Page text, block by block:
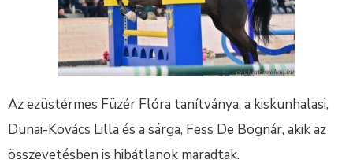
Az ezüstérmes Füzér Flóra tanítványa, a kiskunhalasi,
Dunai-Kovács Lilla és a sárga, Fess De Bognár, akik az
összevetésben is hibátlanok maradtak.